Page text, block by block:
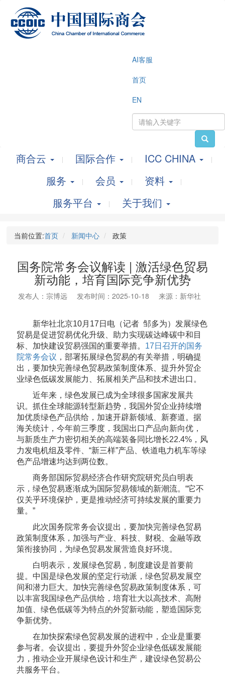
AI客服
首页
EN
商合云 国际合作
ICC CHINA
服务
会员
资料
服务平台
关于我们
当前位置:首页 新闻中心 政策
国务院常务会议解读 | 激活绿色贸易
新动能，培育国际竞争新优势
发布人：宗博远 发布时间：2025-10-18 来源：新华社
新华社北京10月17日电（记者 邹多为）发展绿色
贸易是促进贸易优化升级、助力实现碳达峰碳中和目
标、加快建设贸易强国的重要举措。 17日召开的国务
院常务会议 ，部署拓展绿色贸易的有关举措，明确提
出，要加快完善绿色贸易政策制度体系、提升外贸企
业绿色低碳发展能力、拓展相关产品和技术进出口。
近年来，绿色发展已成为全球很多国家发展共
识。抓住全球能源转型新趋势，我国外贸企业持续增
加优质绿色产品供给，加速开辟新领域、新赛道。据
海关统计，今年前三季度，我国出口产品向新向优，
与新质生产力密切相关的高端装备同比增长22.4%，风
力发电机组及零件、“新三样”产品、铁道电力机车等绿
色产品增速均达到两位数。
商务部国际贸易经济合作研究院研究员白明表
示，绿色贸易逐渐成为国际贸易领域的新潮流。“它不
仅关乎环境保护，更是推动经济可持续发展的重要力
量。”
此次国务院常务会议提出，要加快完善绿色贸易
政策制度体系，加强与产业、科技、财税、金融等政
策衔接协同，为绿色贸易发展营造良好环境。
白明表示，发展绿色贸易，制度建设是首要前
提。中国是绿色发展的坚定行动派，绿色贸易发展空
间和潜力巨大。加快完善绿色贸易政策制度体系，可
以丰富我国绿色产品供给，培育壮大以高技术、高附
加值、绿色低碳等为特点的外贸新动能，塑造国际竞
争新优势。
在加快探索绿色贸易发展的进程中，企业是重要
参与者。会议提出，要提升外贸企业绿色低碳发展能
力，推动企业开展绿色设计和生产，建设绿色贸易公
共服务平台。